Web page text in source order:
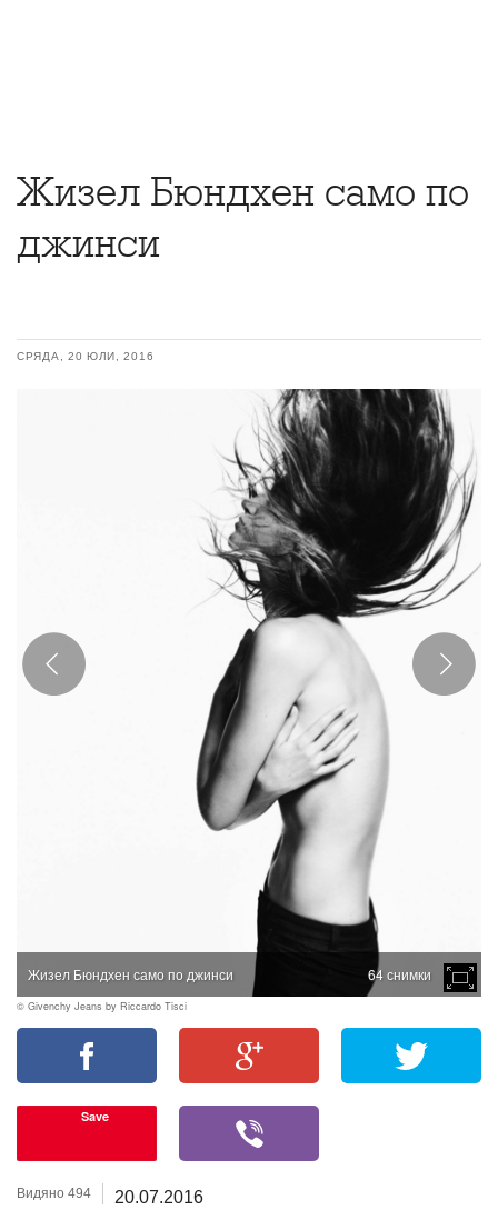
Жизел Бюндхен само по
джинси
СРЯДА, 20 ЮЛИ, 2016
Жизел Бюндхен само по джинси 64 снимки
© Givenchy Jeans by Riccardo Tisci
Save
Видяно 494 20.07.2016